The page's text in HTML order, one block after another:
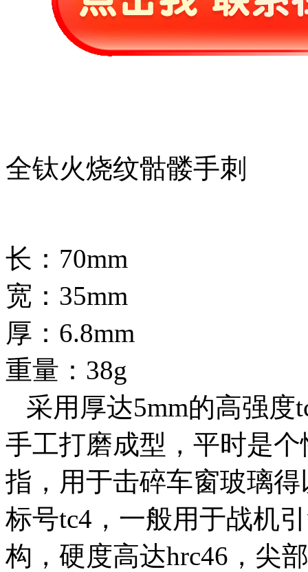
全钛火烧纹骷髅手刺
长：70mm
宽：35mm
厚：6.8mm
重量：38g
采用厚达5mm的高强度
手工打磨成型，平时是
指，用于击碎车窗玻璃
标号tc4，一般用于战机
构，硬度高达hrc46，尖